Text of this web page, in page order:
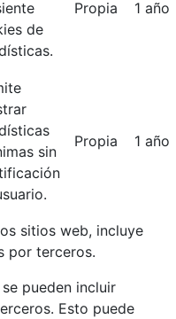
de
Propia 1 año
sin
Propia 1 año
sitios web, incluye
por terceros.
pueden incluir
Esto puede